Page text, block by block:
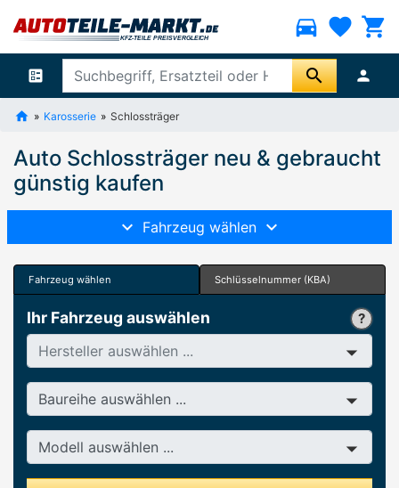
directions_car favorite shopping_cart
ballot search person
Karosserie Schlossträger
Auto Schlossträger neu & gebraucht
günstig kaufen
Fahrzeug wählen
Fahrzeug wählen Schlüsselnummer (KBA)
Ihr Fahrzeug auswählen
Hersteller
Baureihe
Modell